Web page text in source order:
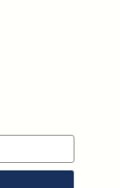
ものは返品不可となり
承ください。